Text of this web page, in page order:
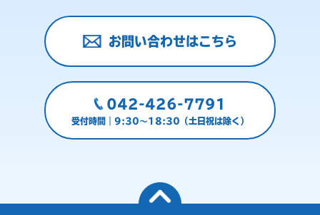
お問い合わせはこちら
042-426-7791
受付時間｜9:30～18:30（土日祝は除く）